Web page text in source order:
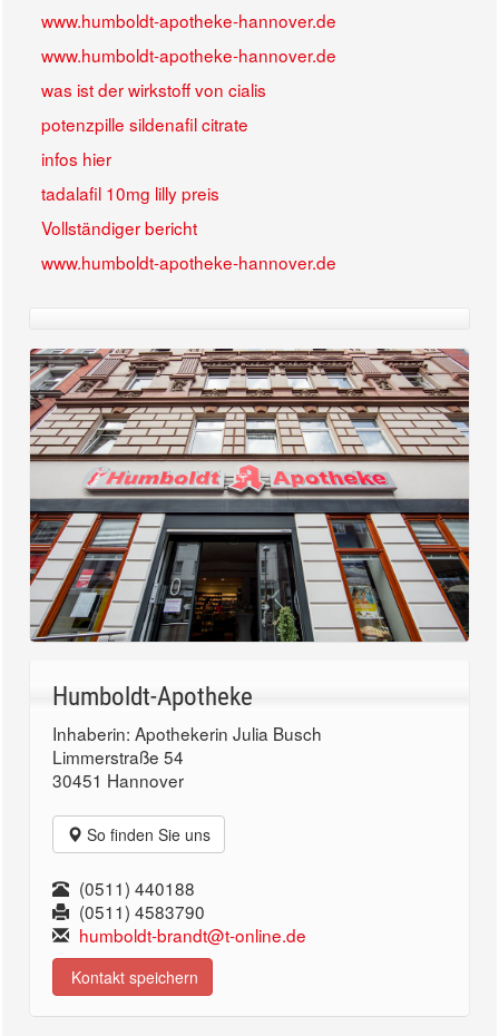
www.humboldt-apotheke-hannover.de
www.humboldt-apotheke-hannover.de
was ist der wirkstoff von cialis
potenzpille sildenafil citrate
infos hier
tadalafil 10mg lilly preis
Vollständiger bericht
www.humboldt-apotheke-hannover.de
Humboldt-Apotheke
Inhaberin: Apothekerin Julia Busch
Limmerstraße 54
30451 Hannover
So finden Sie uns
(0511) 440188
(0511) 4583790
humboldt-brandt@t-online.de
Kontakt speichern